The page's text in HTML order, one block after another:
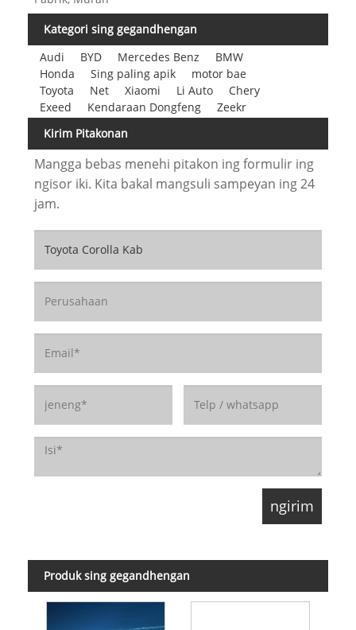
Kategori sing gegandhengan
Audi
BYD Mercedes Benz
BMW
Honda
Sing paling apik
motor bae
Toyota
Net Xiaomi Li Auto
Chery
Exeed
Kendaraan Dongfeng
Zeekr
Kirim Pitakonan
Mangga bebas menehi pitakon ing formulir ing
ngisor iki. Kita bakal mangsuli sampeyan ing 24
jam.
Produk sing gegandhengan